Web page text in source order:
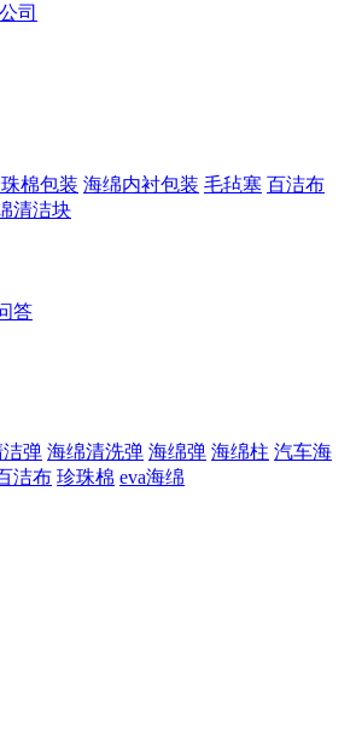
棉包装 海绵内衬包装 毛毡塞 百洁布
清洁块
答
弹 海绵清洗弹 海绵弹 海绵柱 汽车海
洁布 珍珠棉 eva海绵